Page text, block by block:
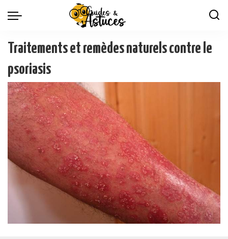
Traitements et remèdes naturels contre le
psoriasis